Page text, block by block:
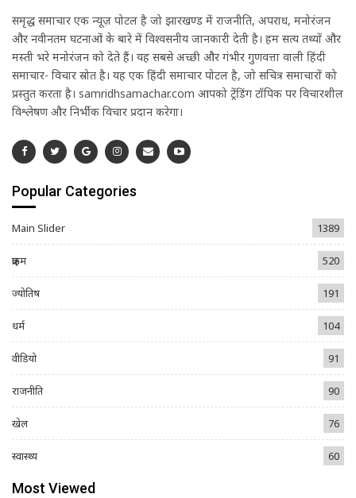
समृद्ध समाचार एक न्यूज़ पोर्टल है जो झारखण्ड में राजनीति, अपराध, मनोरंजन
और नवीनतम घटनाओं के बारे में विश्वसनीय जानकारी देती है। हम सत्य तथ्यों और
मस्ती भरे मनोरंजन को देते हैं। यह सबसे अच्छी और गंभीर गुणवत्ता वाली हिंदी
समाचार- विचार स्रोत है। यह एक हिंदी समाचार पोर्टल है, जो सचित्र समाचारों को
प्रस्तुत करता है। samridhsamachar.com आपको ट्रेंडिंग टॉपिक पर विचारशील
विश्लेषण और निर्भीक विचार प्रदान करेगा।
Popular Categories
Main Slider 1389
क्राइम 520
ज्योतिष 191
धर्म 104
वीडियो 91
राजनीति 90
खेल 76
स्वास्थ्य 60
Most Viewed